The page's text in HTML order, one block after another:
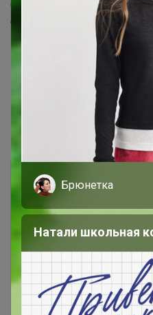
Спасибо! Читала в
была большемерит на 2
же будет или нет? Арт.
1
Показаны
Чтобы ответить
необходимо
Это займет
Брюнетка
Натали школьная